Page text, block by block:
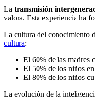
La transmisión
valora. Esta experiencia ha
La cultura del conocimiento
cultura:
El 60% de las madres
El 50% de los niños
El 80% de los niños
La evolución de la